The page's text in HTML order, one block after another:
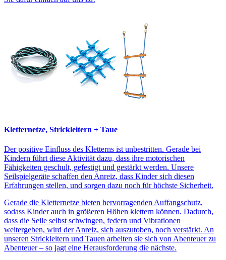
Kletternetze, Strickleitern + Taue
Der positive Einfluss des Kletterns ist unbestritten. Gerade bei
Kindern führt diese Aktivität dazu, dass ihre motorischen
Fähigkeiten geschult, gefestigt und gestärkt werden. Unsere
Seilspielgeräte schaffen den Anreiz, dass Kinder sich diesen
Erfahrungen stellen, und sorgen dazu noch für höchste Sicherheit.
Gerade die Kletternetze bieten hervorragenden Auffangschutz,
sodass Kinder auch in größeren Höhen klettern können. Dadurch,
dass die Seile selbst schwingen, federn und Vibrationen
weitergeben, wird der Anreiz, sich auszutoben, noch verstärkt. An
unseren Strickleitern und Tauen arbeiten sie sich von Abenteuer zu
Abenteuer – so jagt eine Herausforderung die nächste.